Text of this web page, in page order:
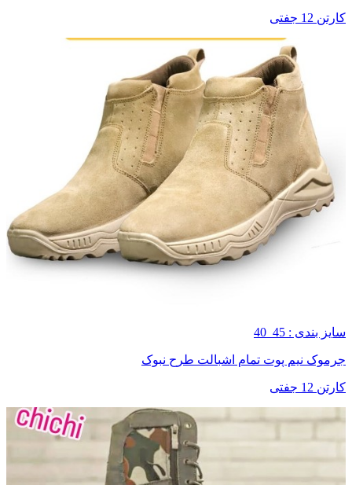
کارتن 12 جفتی
سایز بندی : 45_40
جرموک نیم پوت تمام اشبالت طرح نبوک
کارتن 12 جفتی